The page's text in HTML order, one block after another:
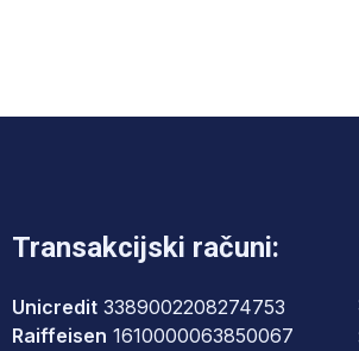
Transakcijski računi:
Unicredit 3389002208274753
Raiffeisen 1610000063850067